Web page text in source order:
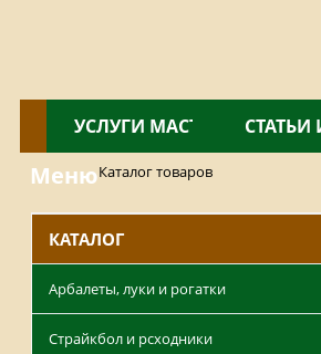
КАТАЛОГ
УСЛУГИ МАСТЕРСКОЙНОВОСТИ
МенюКаталог товаров
КАТАЛОГ
Арбалеты, луки и рогатки
Страйкбол и рсходники